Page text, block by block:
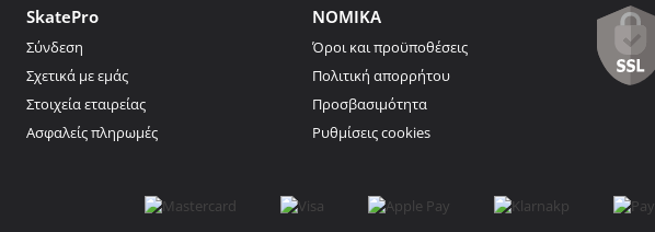
SkatePro
Σύνδεση
Σχετικά με εμάς
Στοιχεία εταιρείας
Ασφαλείς πληρωμές
ΝΟΜΙΚΑ
Όροι και προϋποθέσεις
Πολιτική απορρήτου
Προσβασιμότητα
Ρυθμίσεις cookies